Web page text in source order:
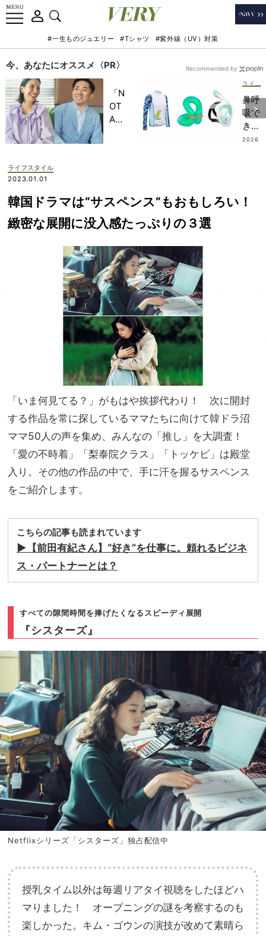
#一生ものジュエリー #Tシャツ #紫外線（UV）対策
今、あなたにオススメ〈PR〉
「N
OT
A
記憶
に一
生残
【極
上の
家族
旅】
を
鼻呼
吸で
きる
シュ
ク
選
2026
Recommended by
ライフスタイル
2023.01.01
韓国ドラマは“サスペンス”もおもしろい！
緻密な展開に没入感たっぷりの３選
「いま何見てる？」がもはや挨拶代わり！ 次に開封
する作品を常に探しているママたちに向けて韓ドラ沼
ママ50人の声を集め、みんなの「推し」を大調査！
「愛の不時着」「梨泰院クラス」「トッケビ」は殿堂
入り。その他の作品の中で、手に汗を握るサスペンス
をご紹介します。
こちらの記事も読まれています
▶︎【前田有紀さん】“好き”を仕事に。頼れるビジネ
ス・パートナーとは？
すべての隙間時間を捧げたくなるスピーディ展開
『シスターズ』
Netflixシリーズ「シスターズ」独占配信中
授乳タイム以外は毎週リアタイ視聴をしたほどハ
マりました！ オープニングの謎を考察するのも
楽しかった。キム・ゴウンの演技が改めて素晴ら